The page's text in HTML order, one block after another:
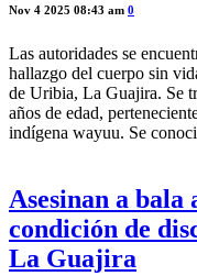
Nov 4 2025 08:43 am 0
Las autoridades se
hallazgo del cuerpo sin
de Uribia, La Guajira. Se
años de edad,
indígena wayuu. Se
Asesinan a bala
condición de
La Guajira